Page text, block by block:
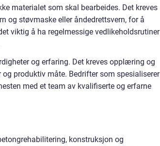
materialet som skal bearbeides. Det kreves
og støvmaske eller åndedrettsvern, for å
viktig å ha regelmessige vedlikeholdsrutiner
og erfaring. Det kreves opplæring og
produktiv måte. Bedrifter som spesialiserer
med et team av kvalifiserte og erfarne
konstruksjon og